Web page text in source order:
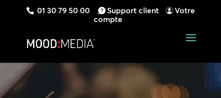
01 30 79 50 00 Support client
Votre
compte